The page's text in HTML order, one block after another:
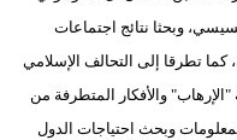
وبحثا نتائج اجتماعات
تطرقا إلى التحالف الإسلامي
والأفكار المتطرفة من
وبحث احتياجات الدول